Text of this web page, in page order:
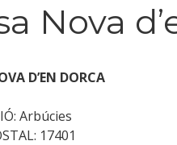
Nova
D’EN DORCA
Arbúcies
17401